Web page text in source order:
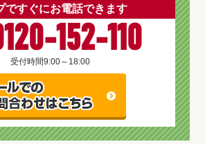
ですぐにお電話できます
152-110
受付時間9:00～18:00